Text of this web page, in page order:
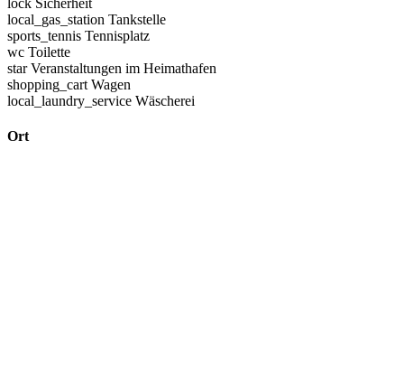
lock Sicherheit
local_gas_station Tankstelle
sports_tennis Tennisplatz
wc Toilette
star Veranstaltungen im Heimathafen
shopping_cart Wagen
local_laundry_service Wäscherei
Ort